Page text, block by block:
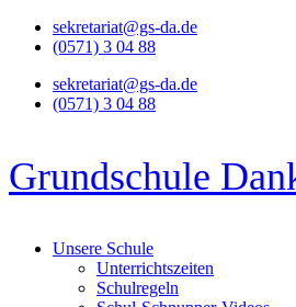
sekretariat@gs-da.de
(0571) 3 04 88
sekretariat@gs-da.de
(0571) 3 04 88
Grundschule
Unsere Schule
Unterrichtszeiten
Schulregeln